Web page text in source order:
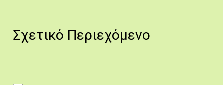
Σχετικό Περιεχόμενο